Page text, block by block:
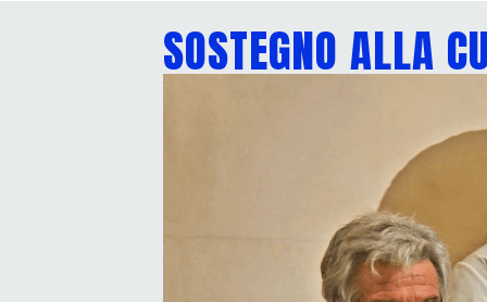
SOSTEGNO ALLA